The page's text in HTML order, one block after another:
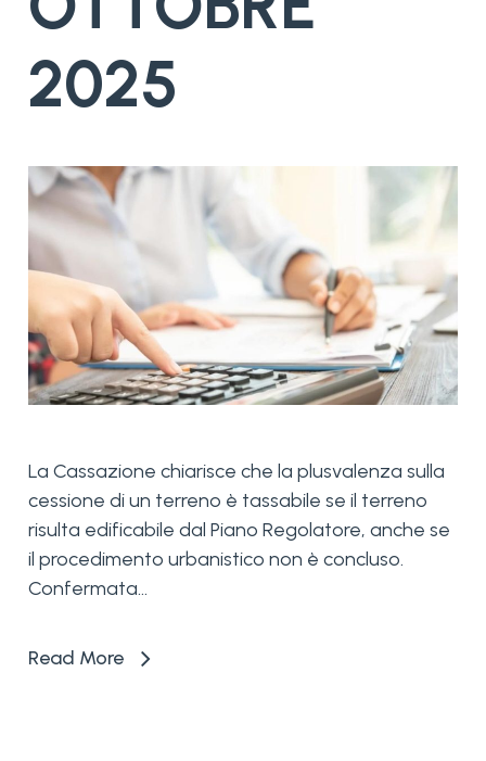
2025
La Cassazione chiarisce che la plusvalenza sulla
cessione di un terreno è tassabile se il terreno
risulta edificabile dal Piano Regolatore, anche se
il procedimento urbanistico non è concluso.
Confermata...
Read More